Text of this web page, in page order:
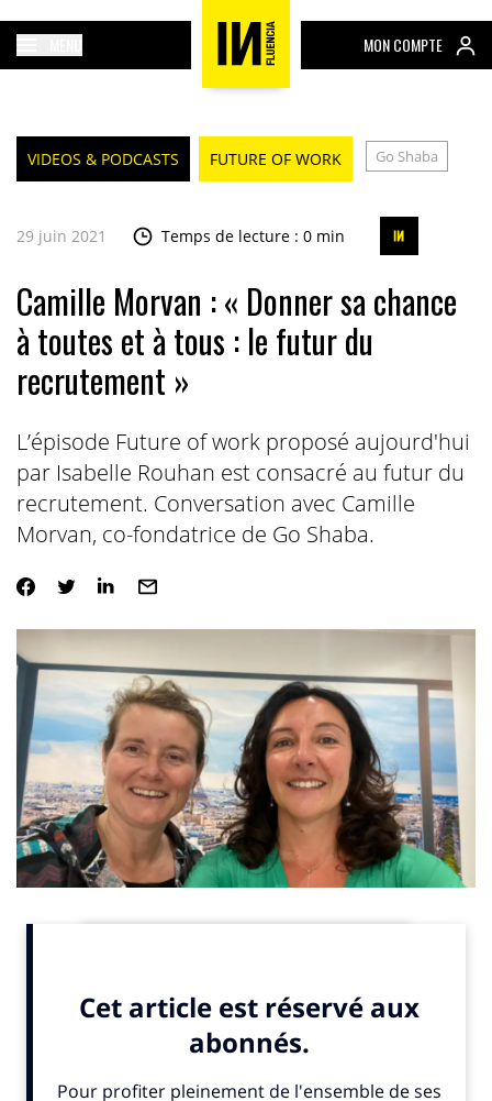
MON COMPTE
VIDEOS & PODCASTS FUTURE OF WORK Go Shaba
29 juin 2021 Temps de lecture : 0 min
Camille Morvan : « Donner sa chance
à toutes et à tous : le futur du
recrutement »
L’épisode Future of work proposé aujourd'hui
par Isabelle Rouhan est consacré au futur du
recrutement. Conversation avec Camille
Morvan, co-fondatrice de Go Shaba.